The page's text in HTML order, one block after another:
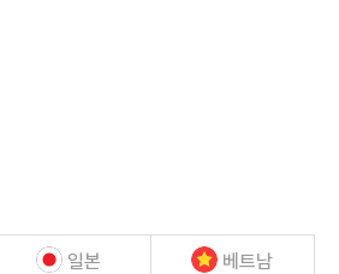
일본 베트남